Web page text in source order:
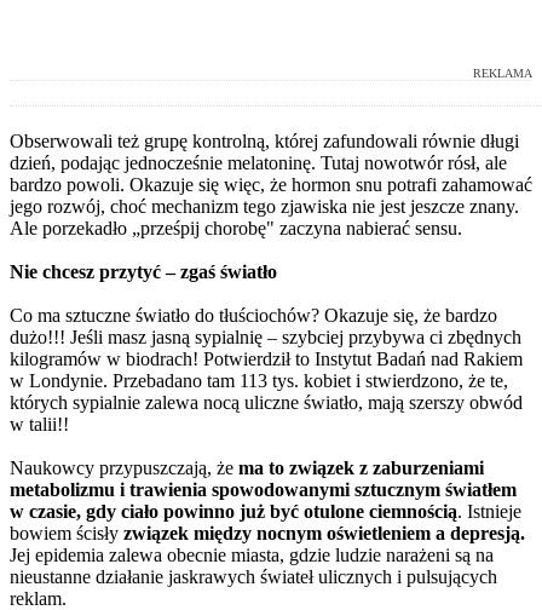
REKLAMA
Obserwowali też grupę kontrolną, której zafundowali równie długi
dzień, podając jednocześnie melatoninę. Tutaj nowotwór rósł, ale
bardzo powoli. Okazuje się więc, że hormon snu potrafi zahamować
jego rozwój, choć mechanizm tego zjawiska nie jest jeszcze znany.
Ale porzekadło „prześpij chorobę" zaczyna nabierać sensu.
Nie chcesz przytyć – zgaś światło
Co ma sztuczne światło do tłuściochów? Okazuje się, że bardzo
dużo!!! Jeśli masz jasną sypialnię – szybciej przybywa ci zbędnych
kilogramów w biodrach! Potwierdził to Instytut Badań nad Rakiem
w Londynie. Przebadano tam 113 tys. kobiet i stwierdzono, że te,
których sypialnie zalewa nocą uliczne światło, mają szerszy obwód
w talii!!
Naukowcy przypuszczają, że ma to związek z zaburzeniami
metabolizmu i trawienia spowodowanymi sztucznym światłem
w czasie, gdy ciało powinno już być otulone ciemnością. Istnieje
bowiem ścisły związek między nocnym oświetleniem a depresją.
Jej epidemia zalewa obecnie miasta, gdzie ludzie narażeni są na
nieustanne działanie jaskrawych świateł ulicznych i pulsujących
reklam.